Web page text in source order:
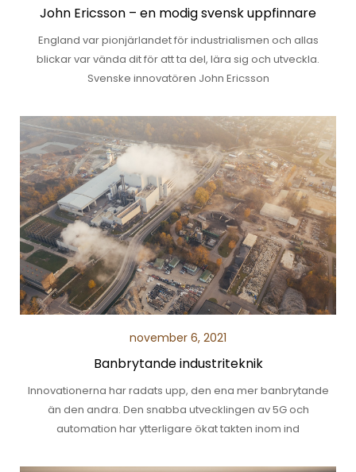
John Ericsson – en modig svensk uppfinnare
England var pionjärlandet för industrialismen och allas
blickar var vända dit för att ta del, lära sig och utveckla.
Svenske innovatören John Ericsson
november 6, 2021
Banbrytande industriteknik
Innovationerna har radats upp, den ena mer banbrytande
än den andra. Den snabba utvecklingen av 5G och
automation har ytterligare ökat takten inom ind